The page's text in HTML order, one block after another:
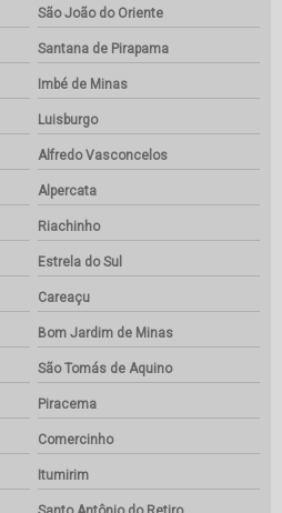
São João do Oriente
Santana de Pirapama
Imbé de Minas
Luisburgo
Alfredo Vasconcelos
Alpercata
Riachinho
Estrela do Sul
Careaçu
Bom Jardim de Minas
São Tomás de Aquino
Piracema
Comercinho
Itumirim